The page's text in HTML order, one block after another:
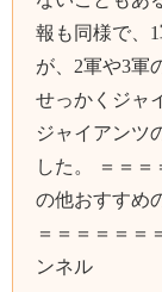
報も同様で、
が、2軍や3軍
せっかくジャ
ジャイアンツ
した。 ＝＝
の他おすすめ
＝＝＝＝＝＝
ンネル